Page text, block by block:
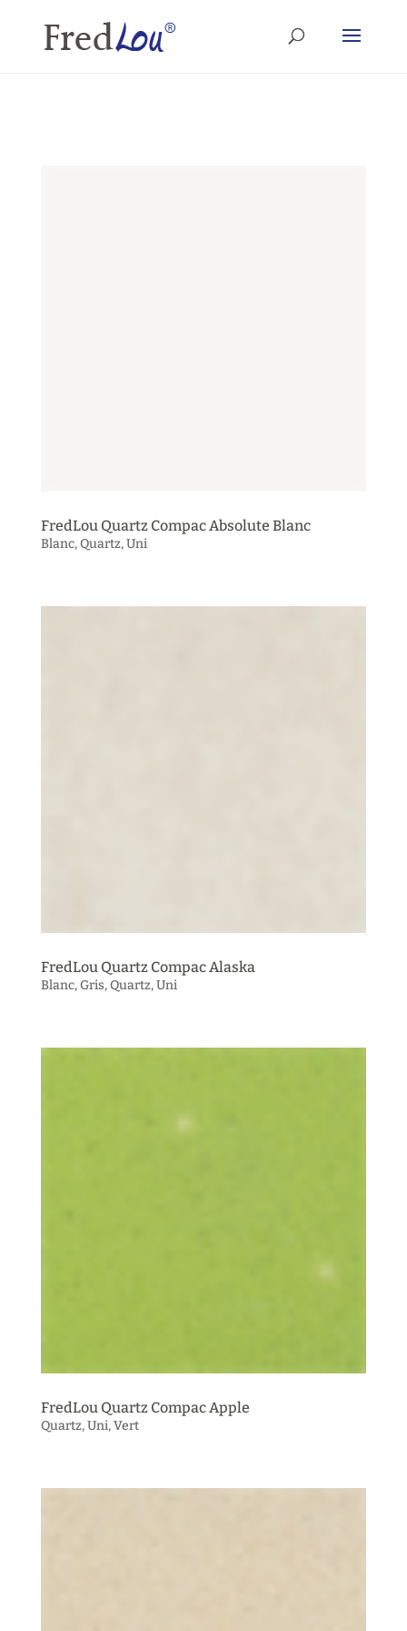
FredLou Quartz Compac Absolute Blanc
Blanc,Quartz,Uni
FredLou Quartz Compac Alaska
Blanc,Gris,Quartz,Uni
FredLou Quartz Compac Apple
Quartz,Uni,Vert